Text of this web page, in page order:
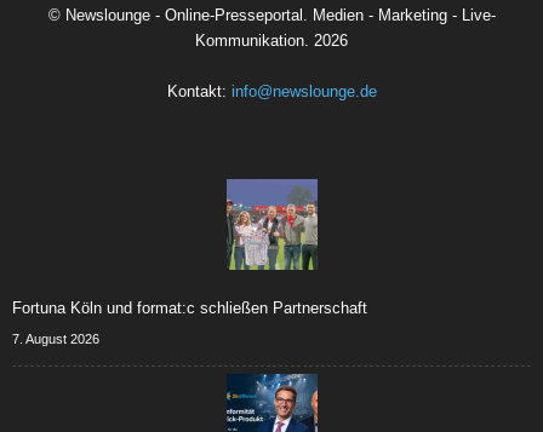
© Newslounge - Online-Presseportal. Medien - Marketing - Live-
Kommunikation. 2026
Kontakt: info@newslounge.de
Fortuna Köln und format:c schließen Partnerschaft
7. August 2026